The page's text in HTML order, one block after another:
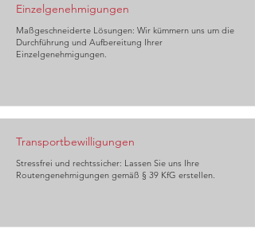
Einzelgenehmigungen
Maßgeschneiderte Lösungen: Wir kümmern uns um die
Durchführung und Aufbereitung Ihrer
Einzelgenehmigungen.
Transportbewilligungen
Stressfrei und rechtssicher: Lassen Sie uns Ihre
Routengenehmigungen gemäß § 39 KfG erstellen.